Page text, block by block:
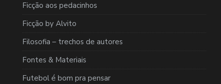
Ficção aos pedacinhos
Ficção by Alvito
Filosofia – trechos de autores
Fontes & Materiais
Futebol é bom pra pensar